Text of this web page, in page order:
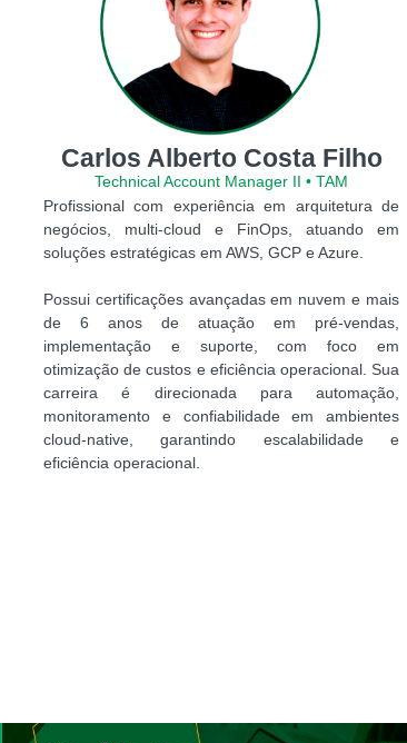
Carlos Alberto Costa Filho
Technical Account Manager II • TAM
Profissional com experiência em arquitetura de
negócios, multi-cloud e FinOps, atuando em
soluções estratégicas em AWS, GCP e Azure.
Possui certificações avançadas em nuvem e mais
de 6 anos de atuação em pré-vendas,
implementação e suporte, com foco em
otimização de custos e eficiência operacional. Sua
carreira é direcionada para automação,
monitoramento e confiabilidade em ambientes
cloud-native, garantindo escalabilidade e
eficiência operacional.